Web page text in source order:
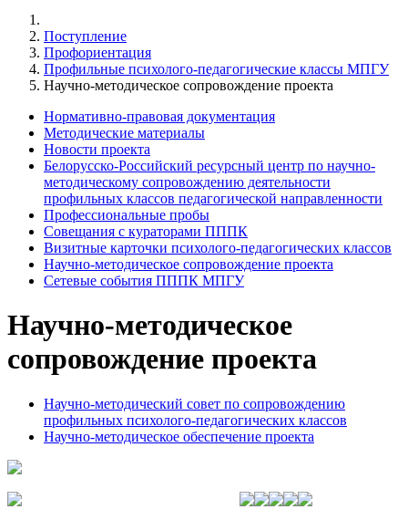
Поступление
Профориентация
Профильные психолого-педагогические классы МПГУ
Научно-методическое сопровождение проекта
Нормативно-правовая документация
Методические материалы
Новости проекта
Белорусско-Российский ресурсный центр по научно-
методическому сопровождению деятельности
профильных классов педагогической направленности
Профессиональные пробы
Совещания с кураторами ПППК
Визитные карточки психолого-педагогических классов
Научно-методическое сопровождение проекта
Сетевые события ПППК МПГУ
Научно-методическое
сопровождение проекта
Научно-методический совет по сопровождению
профильных психолого-педагогических классов
Научно-методическое обеспечение проекта